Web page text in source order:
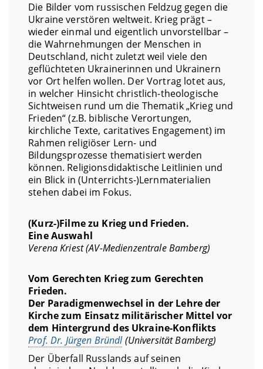
Die Bilder vom russischen Feldzug gegen die
Ukraine verstören weltweit. Krieg prägt –
wieder einmal und eigentlich unvorstellbar –
die Wahrnehmungen der Menschen in
Deutschland, nicht zuletzt weil viele den
geflüchteten Ukrainerinnen und Ukrainern
vor Ort helfen wollen. Der Vortrag lotet aus,
in welcher Hinsicht christlich-theologische
Sichtweisen rund um die Thematik „Krieg und
Frieden“ (z.B. biblische Verortungen,
kirchliche Texte, caritatives Engagement) im
Rahmen religiöser Lern- und
Bildungsprozesse thematisiert werden
können. Religionsdidaktische Leitlinien und
ein Blick in (Unterrichts-)Lernmaterialien
stehen dabei im Fokus.
(Kurz-)Filme zu Krieg und Frieden.
Eine Auswahl
Verena Kriest(AV-Medienzentrale Bamberg)
Vom Gerechten Krieg zum Gerechten
Frieden.
Der Paradigmenwechsel in der Lehre der
Kirche zum Einsatz militärischer Mittel vor
dem Hintergrund des Ukraine-Konflikts
Prof. Dr. Jürgen Bründl(Universität Bamberg)
Der Überfall Russlands auf seinen